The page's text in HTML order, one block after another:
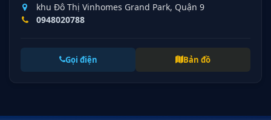
khu Đô Thị Vinhomes Grand Park, Quận 9
0948020788
Gọi điện Bản đồ